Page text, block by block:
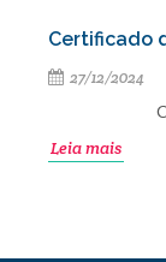
Certificado
27/12/2024
Leia mais